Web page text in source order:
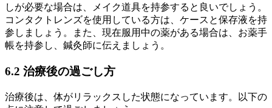
しが必要な場合は、メイク道具を持参すると良いでしょう。
コンタクトレンズを使用している方は、ケースと保存液を持
参しましょう。また、現在服用中の薬がある場合は、お薬手
帳を持参し、鍼灸師に伝えましょう。
6.2 治療後の過ごし方
治療後は、体がリラックスした状態になっています。以下の